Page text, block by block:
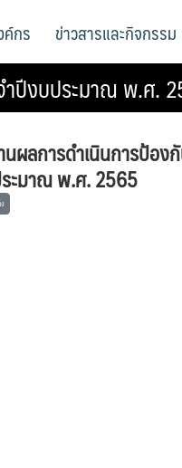
ค์กร ข่าวสารและกิจกรรม
ำปีงบประมาณ พ.ศ.
นผลการดำเนินการป้อง
ะมาณ พ.ศ. 2565